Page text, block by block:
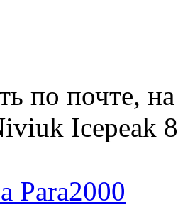
по почте,
Icepeak
Para2000